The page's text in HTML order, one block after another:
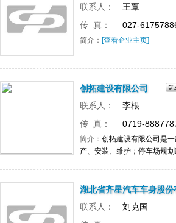
联系人：
王覃
传 真：
027-
简介： [查看企业主页]
创拓建设有限公司
联系人：
李根
传 真：
0719-
简介： 创拓建设有限公司是
产、安装、维护；停车场规
湖北省齐星汽车车身股份
联系人：
刘克国